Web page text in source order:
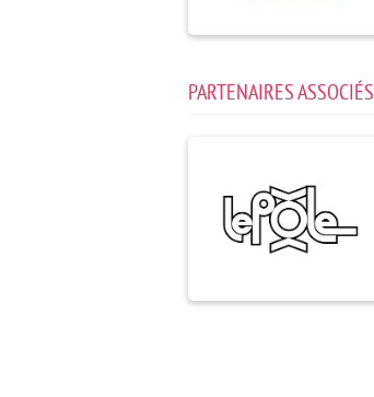
PARTENAIRES ASSOCIÉS